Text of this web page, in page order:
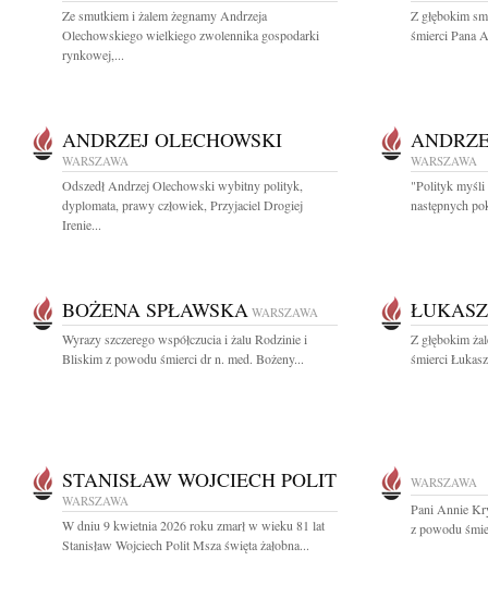
Ze smutkiem i żalem żegnamy Andrzeja
Olechowskiego wielkiego zwolennika gospodarki
rynkowej,...
Z głębokim
śmierci Pana
ANDRZEJ OLECHOWSKI
WARSZAWA
Odszedł Andrzej Olechowski wybitny polityk,
dyplomata, prawy człowiek, Przyjaciel Drogiej
Irenie...
WARSZAWA
"Polityk myśli
następnych
BOŻENA SPŁAWSKA WARSZAWA
Wyrazy szczerego współczucia i żalu Rodzinie i
Bliskim z powodu śmierci dr n. med. Bożeny...
Z głębokim
śmierci
STANISŁAW WOJCIECH POLIT
WARSZAWA
W dniu 9 kwietnia 2026 roku zmarł w wieku 81 lat
Stanisław Wojciech Polit Msza święta żałobna...
WARSZAWA
Pani Annie
z powodu